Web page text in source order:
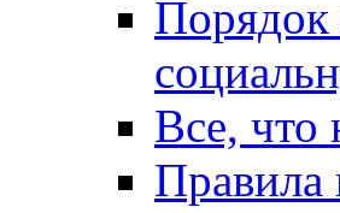
Порядок
Все, что
Правила